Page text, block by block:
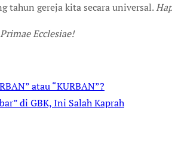
tahun gereja kita secara universal.
Ecclesiae!
atau “KURBAN”?
di GBK, Ini Salah Kaprah